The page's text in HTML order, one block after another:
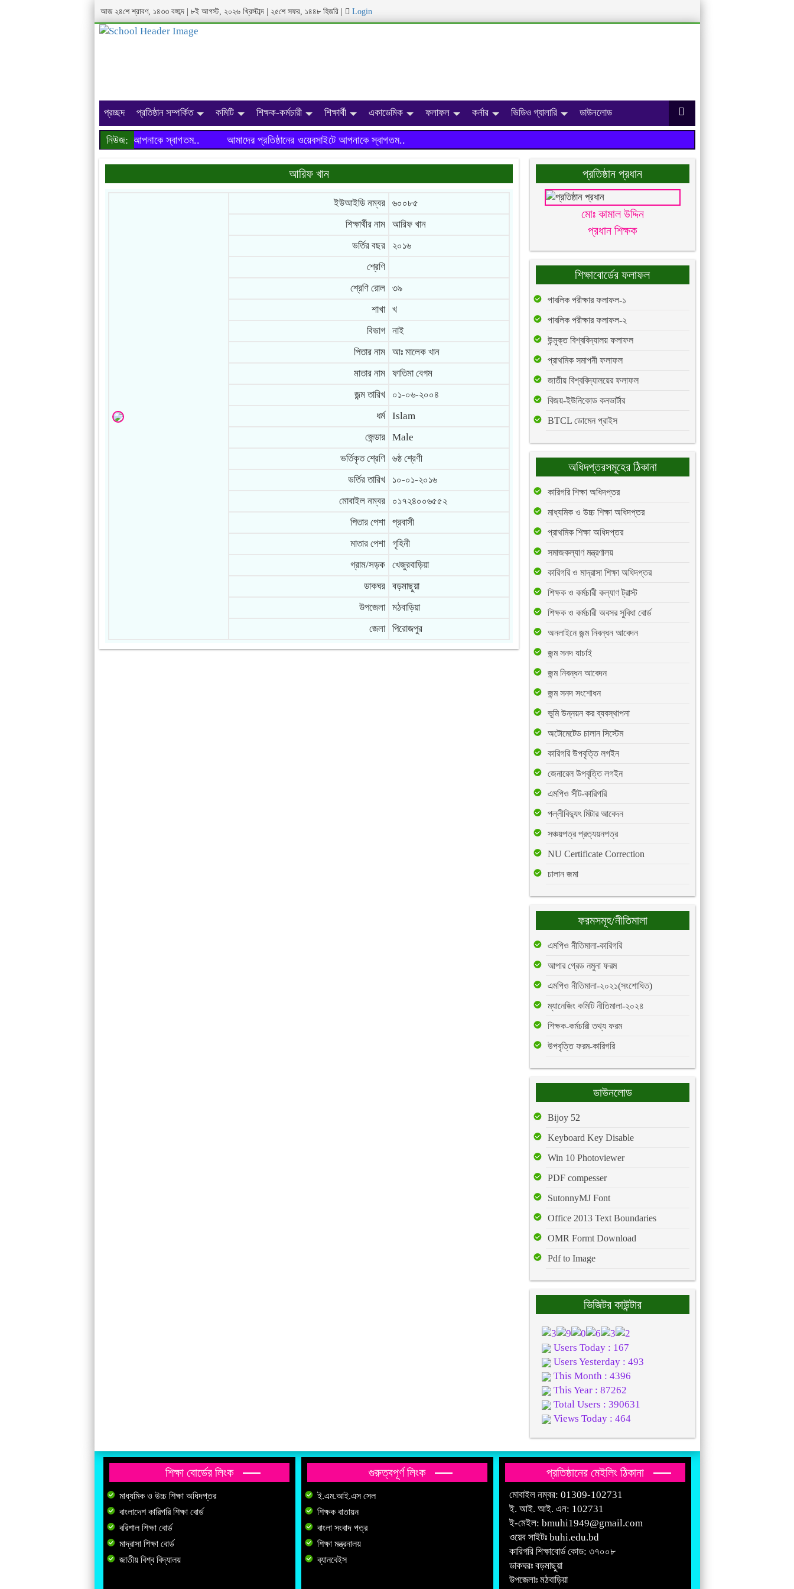
আজ ২৪শে শ্রাবণ, ১৪৩৩ বঙ্গাব্দ | ৮ই আগস্ট, ২০২৬ খ্রিস্টাব্দ | ২৫শে সফর, ১৪৪৮ হিজরি Login
প্রচ্ছদ প্রতিষ্ঠান সম্পর্কিত কমিটি শিক্ষক-কর্মচারী শিক্ষার্থী একাডেমিক ফলাফল কর্নার ভিডিও গ্যালারি ডাউনলোড
নিউজ: আমাদের প্রতিষ্ঠানের ওয়েবসাইটে আপনাকে স্বাগতম..
আমাদের প্রতিষ্ঠানের ওয়েবসাইটে আপনাকে স্বাগতম..
আরিফ খান
ইউআইডি নম্বর
৬০০৮৫
শিক্ষার্থীর নাম
আরিফ খান
ভর্তির বছর
২০১৬
শ্রেণি
শ্রেণি রোল
৩৯
শাখা
খ
বিভাগ
নাই
পিতার নাম
আঃ মালেক খান
মাতার নাম
ফাতিমা বেগম
জন্ম তারিখ
০১-০৬-২০০৪
ধর্ম
Islam
জেন্ডার
Male
ভর্তিকৃত শ্রেণি
৬ষ্ঠ শ্রেণী
ভর্তির তারিখ
১০-০১-২০১৬
মোবাইল নম্বর
০১৭২৪০০৬৫৫২
পিতার পেশা
প্রবাসী
মাতার পেশা
গৃহিনী
গ্রাম/সড়ক
খেজুরবাড়িয়া
ডাকঘর
বড়মাছুয়া
উপজেলা
মঠবাড়িয়া
জেলা
পিরোজপুর
প্রতিষ্ঠান প্রধান
মোঃ কামাল উদ্দিন
প্রধান শিক্ষক
শিক্ষাবোর্ডের ফলাফল
পাবলিক পরীক্ষার ফলাফল-১
পাবলিক পরীক্ষার ফলাফল-২
উন্মুক্ত বিশ্ববিদ্যালয় ফলাফল
প্রাথমিক সমাপনী ফলাফল
জাতীয় বিশ্ববিদ্যালয়ের ফলাফল
বিজয়-ইউনিকোড কনভার্টার
BTCL ডোমেন প্রাইস
অধিদপ্তরসমূহের ঠিকানা
কারিগরি শিক্ষা অধিদপ্তর
মাধ্যমিক ও উচ্চ শিক্ষা অধিদপ্তর
প্রাথমিক শিক্ষা অধিদপ্তর
সমাজকল্যাণ মন্ত্রণালয়
কারিগরি ও মাদ্রাসা শিক্ষা অধিদপ্তর
শিক্ষক ও কর্মচারী কল্যাণ ট্রাস্ট
শিক্ষক ও কর্মচারী অবসর সুবিধা বোর্ড
অনলাইনে জন্ম নিবন্ধন আবেদন
জন্ম সনদ যাচাই
জন্ম নিবন্ধন আবেদন
জন্ম সনদ সংশোধন
ভূমি উন্নয়ন কর ব্যবস্থাপনা
অটোমেটেড চালান সিস্টেম
কারিগরি উপবৃত্তি লগইন
জেনারেল উপবৃত্তি লগইন
এমপিও সীট-কারিগরি
পল্লীবিদ্যুৎ মিটার আবেদন
সঞ্চয়পত্র প্রত্যয়নপত্র
NU Certificate Correction
চালান জমা
ফরমসমূহ/নীতিমালা
এমপিও নীতিমালা-কারিগরি
আপার গ্রেড নমুনা ফরম
এমপিও নীতিমালা-২০২১(সংশোধিত)
ম্যানেজিং কমিটি নীতিমালা-২০২৪
শিক্ষক-কর্মচারী তথ্য ফরম
উপবৃত্তি ফরম-কারিগরি
ডাউনলোড
Bijoy 52
Keyboard Key Disable
Win 10 Photoviewer
PDF compesser
SutonnyMJ Font
Office 2013 Text Boundaries
OMR Formt Download
Pdf to Image
ভিজিটর কাউন্টার
Users Today : 167
Users Yesterday : 493
This Month : 4396
This Year : 87262
Total Users : 390631
Views Today : 464
শিক্ষা বোর্ডের লিংক
মাধ্যমিক ও উচ্চ শিক্ষা অধিদপ্তর
বাংলাদেশ কারিগরি শিক্ষা বোর্ড
বরিশাল শিক্ষা বোর্ড
মাদ্রাসা শিক্ষা বোর্ড
জাতীয় বিশ্ব বিদ্যালয়
গুরুত্বপূর্ণ লিংক
ই.এম.আই.এস সেল
শিক্ষক বাতায়ন
বাংলা সংবাদ পত্র
শিক্ষা মন্ত্রনালয়
ব্যানবেইস
প্রতিষ্ঠানের মেইলিং ঠিকানা
মোবাইল নম্বর: 01309-102731
ই. আই. আই. এন: 102731
ই-মেইল: bmuhi1949@gmail.com
ওয়েব সাইটঃ buhi.edu.bd
কারিগরি শিক্ষাবোর্ড কোড: ৩৭০০৮
ডাকঘরঃ বড়মাছুয়া
উপজেলাঃ মঠবাড়িয়া